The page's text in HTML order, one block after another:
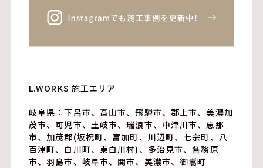
L.WORKS 施工エリア
岐阜県：下呂市、高山市、飛騨市、郡上市、美濃加
茂市、可児市、土岐市、瑞浪市、中津川市、恵那
市、加茂郡(坂祝町、富加町、川辺町、七宗町、八
百津町、白川町、東白川村)、多治見市、各務原
市、羽島市、岐阜市、関市、美濃市、御嵩町